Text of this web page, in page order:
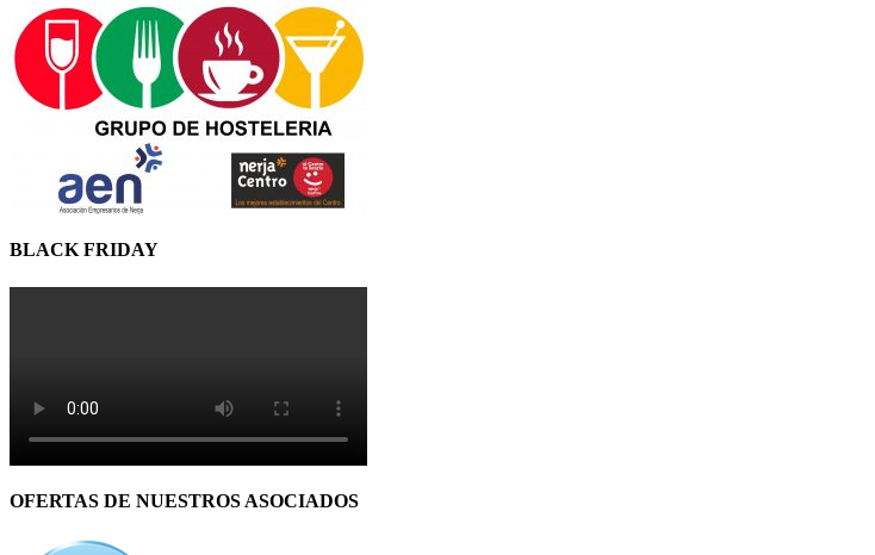
BLACK FRIDAY
OFERTAS DE NUESTROS ASOCIADOS